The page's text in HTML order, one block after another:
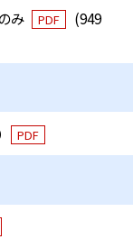
み
PDF
(949
PDF